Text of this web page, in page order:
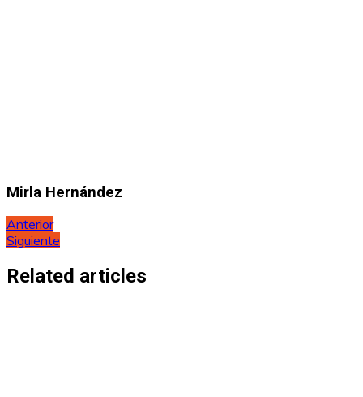
Mirla Hernández
Navegación
de
entradas
Anterior
Siguiente
Related articles